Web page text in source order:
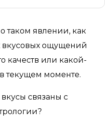
таком явлении, как
вкусовых ощущений
качеств или какой-
текущем моменте.
связаны с